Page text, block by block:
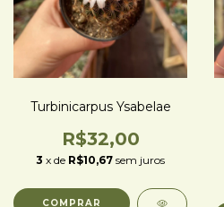
Turbinicarpus Ysabelae
R$32,00
3 x de R$10,67 sem juros